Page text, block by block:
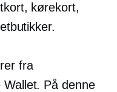
kørekort,
fra
Wallet. På denne